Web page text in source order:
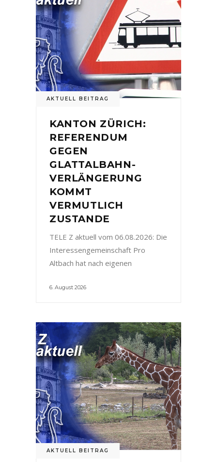
AKTUELL BEITRAG
KANTON ZÜRICH:
REFERENDUM
GEGEN
GLATTALBAHN-
VERLÄNGERUNG
KOMMT
VERMUTLICH
ZUSTANDE
TELE Z aktuell vom 06.08.2026: Die
Interessengemeinschaft Pro
Altbach hat nach eigenen
6. August 2026
AKTUELL BEITRAG